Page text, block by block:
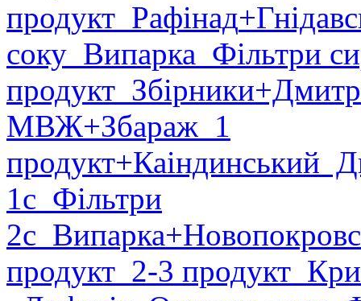
продукт Рафінад
соку Випарка Фільтри
продукт Збірники
МВЖ+Збараж 1
продукт+Каіндинський
1с Фільтри
2с Випарка
продукт 2-3 продукт